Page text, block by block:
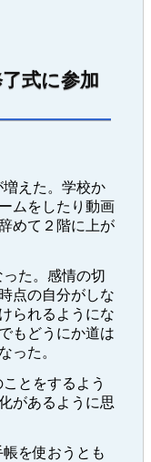
式に参加
えた。学校か
ムをしたり動画
めて２階に上が
た。感情の切
点の自分がしな
られるようにな
もどうにか道は
った。
とをするよう
があるように思
を使おうとも